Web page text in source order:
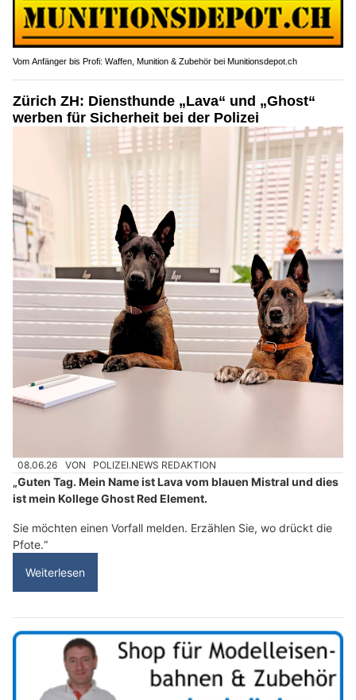
Vom Anfänger bis Profi: Waffen, Munition & Zubehör bei Munitionsdepot.ch
Zürich ZH: Diensthunde „Lava“ und „Ghost“
werben für Sicherheit bei der Polizei
08.06.26 VON POLIZEI.NEWS REDAKTION
„Guten Tag. Mein Name ist Lava vom blauen Mistral und dies
ist mein Kollege Ghost Red Element.
Sie möchten einen Vorfall melden. Erzählen Sie, wo drückt die
Pfote.“
Weiterlesen